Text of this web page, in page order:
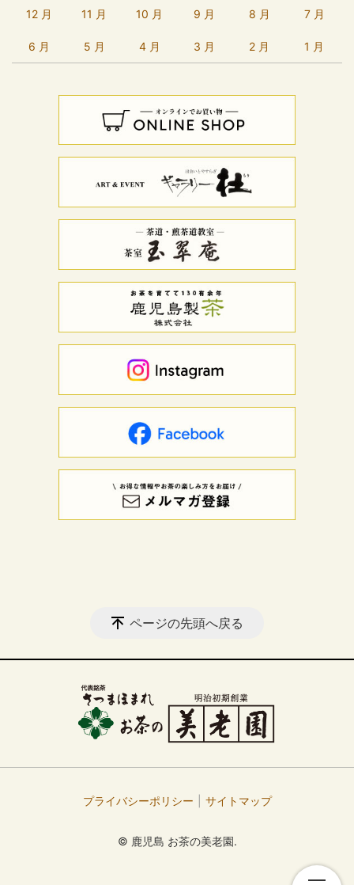
12 月 11 月 10 月 9 月 8 月 7 月
6 月 5 月 4 月 3 月 2 月 1 月
ページの先頭へ戻る
プライバシーポリシー サイトマップ
© 鹿児島 お茶の美老園.